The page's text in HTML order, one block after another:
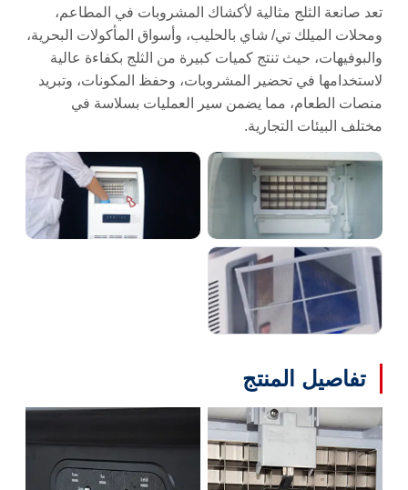
تعد صانعة الثلج مثالية لأكشاك المشروبات في المطاعم،
ومحلات الميلك تي/ شاي بالحليب، وأسواق المأكولات البحرية،
والبوفيهات، حيث تنتج كميات كبيرة من الثلج بكفاءة عالية
لاستخدامها في تحضير المشروبات، وحفظ المكونات، وتبريد
منصات الطعام، مما يضمن سير العمليات بسلاسة في
مختلف البيئات التجارية.
تفاصيل المنتج